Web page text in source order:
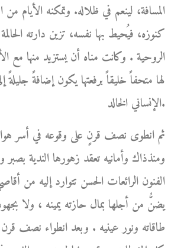
المسافة، لينعم في ظلاله. وتمكنه الأيام
كنوزه، فيُحيط بها نفسه، تزين دارته
الروحية . وكانت مناه أن يستزيد منها مع
لها متحفاً خليقاً برفعتها يكون إضافةً جليلةً
الإنساني الخالد.
ثم انطوى نصف قرنٍ على وقوعه في أسر
ومنذذاك وأمانيه تعقد زهورها الندية
الفنون الرائعات الحسن تتوارد إليه من
يضنُّ من أجلها بمال حازته يمينه ، ولا
طاقاته ونور عينيه . وبعد انطواء نصف